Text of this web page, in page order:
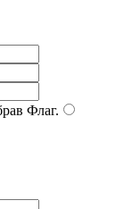
Флаг.